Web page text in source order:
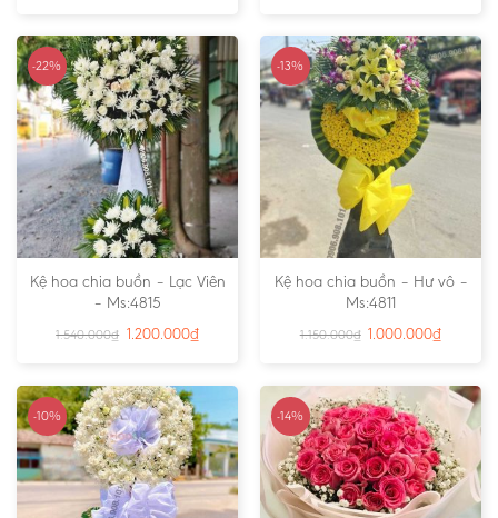
-22%
Kệ hoa chia buồn – Lạc Viên
– Ms:4815
1.540.000₫ 1.200.000₫
-13%
Kệ hoa chia buồn – Hư vô –
Ms:4811
1.150.000₫ 1.000.000₫
-10% -14%